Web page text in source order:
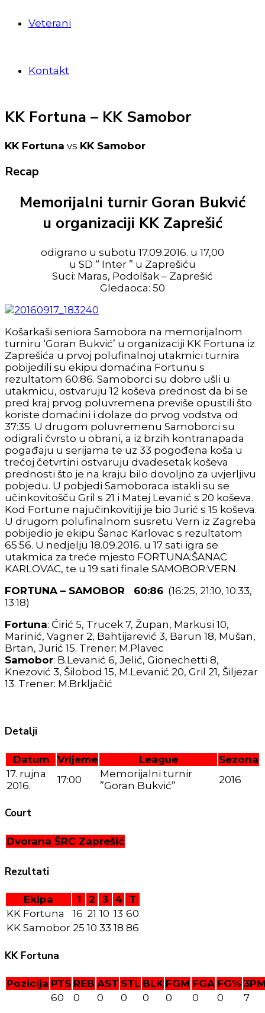
Veterani
Kontakt
KK Fortuna – KK Samobor
KK Fortuna vs KK Samobor
Recap
Memorijalni turnir Goran Bukvić
u organizaciji KK Zaprešić
odigrano u subotu 17.09.2016. u 17,00
u SD “ Inter ” u Zaprešiću
Suci: Maras, Podolšak – Zaprešić
Gledaoca: 50
Košarkaši seniora Samobora na memorijalnom
turniru ‘Goran Bukvić’ u organizaciji KK Fortuna iz
Zaprešića u prvoj polufinalnoj utakmici turnira
pobijedili su ekipu domaćina Fortunu s
rezultatom 60:86. Samoborci su dobro ušli u
utakmicu, ostvaruju 12 koševa prednost da bi se
pred kraj prvog poluvremena previše opustili što
koriste domaćini i dolaze do prvog vodstva od
37:35. U drugom poluvremenu Samoborci su
odigrali čvrsto u obrani, a iz brzih kontranapada
pogađaju u serijama te uz 33 pogođena koša u
trećoj četvrtini ostvaruju dvadesetak koševa
prednosti što je na kraju bilo dovoljno za uvjerljivu
pobjedu. U pobjedi Samoboraca istakli su se
učinkovitošču Gril s 21 i Matej Levanić s 20 koševa.
Kod Fortune najučinkovitiji je bio Jurić s 15 koševa.
U drugom polufinalnom susretu Vern iz Zagreba
pobijedio je ekipu Šanac Karlovac s rezultatom
65:56. U nedjelju 18.09.2016. u 17 sati igra se
utakmica za treće mjesto FORTUNA:ŠANAC
KARLOVAC, te u 19 sati finale SAMOBOR:VERN.
FORTUNA – SAMOBOR 60:86 (16:25, 21:10, 10:33,
13:18)
Fortuna: Ćirić 5, Trucek 7, Župan, Markusi 10,
Marinić, Vagner 2, Bahtijarević 3, Barun 18, Mušan,
Brtan, Jurić 15. Trener: M.Plavec
Samobor: B.Levanić 6, Jelić, Gionechetti 8,
Knezović 3, Šilobod 15, M.Levanić 20, Gril 21, Šiljezar
13. Trener: M.Brkljačić
Detalji
Datum Vrijeme League
Sezona
17. rujna
2016.
17:00
Memorijalni turnir
”Goran Bukvić”
2016
Court
Dvorana ŠRC Zaprešić
Rezultati
Ekipa 1 2 3 4
T
KK Fortuna
16 21 10 13 60
KK Samobor 25 10 33 18 86
KK Fortuna
Pozicija PTS REB AST STL BLK FGM FGA FG%
60
0 0 0 0 0 0 0 7